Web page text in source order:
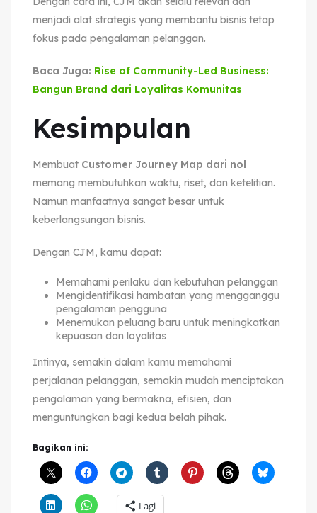
menjadi alat strategis yang membantu bisnis tetap
fokus pada pengalaman pelanggan.
Baca Juga: Rise of Community-Led Business:
Bangun Brand dari Loyalitas Komunitas
Kesimpulan
Membuat Customer Journey Map dari nol
memang membutuhkan waktu, riset, dan ketelitian.
Namun manfaatnya sangat besar untuk
keberlangsungan bisnis.
Dengan CJM, kamu dapat:
Memahami perilaku dan kebutuhan pelanggan
Mengidentifikasi hambatan yang mengganggu
pengalaman pengguna
Menemukan peluang baru untuk meningkatkan
kepuasan dan loyalitas
Intinya, semakin dalam kamu memahami
perjalanan pelanggan, semakin mudah menciptakan
pengalaman yang bermakna, efisien, dan
menguntungkan bagi kedua belah pihak.
Bagikan ini:
Lagi